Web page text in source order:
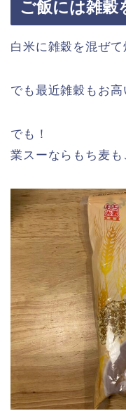
ご飯には雑穀
白米に雑穀を混ぜ
でも最近雑穀もお高
でも！
業スーならもち麦も